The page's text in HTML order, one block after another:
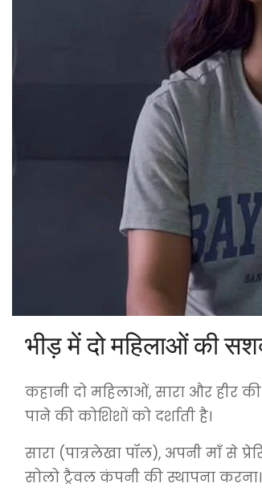
भीड़ में दो महिलाओं की
कहानी दो महिलाओं, सारा और हीर
पाने की कोशिशों को दर्शाती है।
सारा (पात्रलेखा पॉल), अपनी माँ से
सोलो ट्रैवल कंपनी की स्थापना